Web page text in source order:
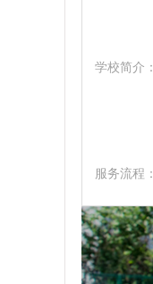
学校简介：
服务流程：